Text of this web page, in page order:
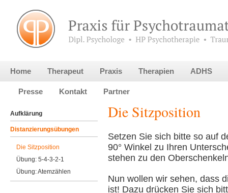
Home Therapeut Praxis Therapien ADHS
Presse Kontakt Partner
Aufklärung
Distanzierungsübungen
Die Sitzposition
Übung: 5-4-3-2-1
Übung: Atemzählen
Die Sitzposition
Setzen Sie sich bitte so auf
90° Winkel zu Ihren
stehen zu den
Nun wollen wir sehen, dass
ist! Dazu drücken Sie sich